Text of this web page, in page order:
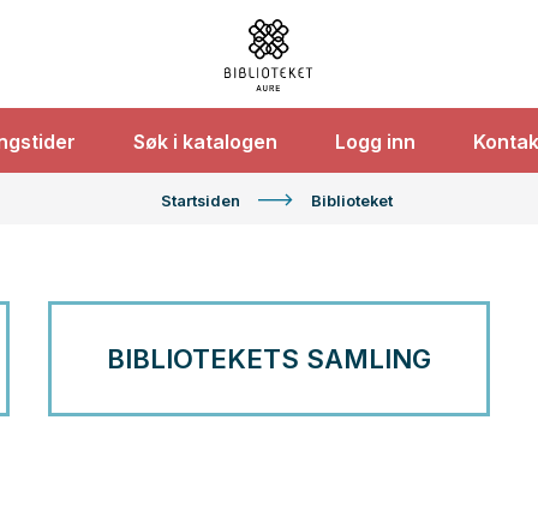
Aure
bibliotek
Søk i katalogen Logg inn
Startsiden Biblioteket
BIBLIOTEKETS SAMLING